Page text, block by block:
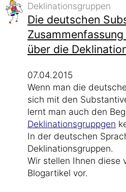
Deklinationsgruppen
Die deutschen
über die
07.04.2015
Wenn man die
sich mit den
lernt man auch den
Deklinationsgruppgen
In der deutschen
Deklinationsgruppen.
Wir stellen Ihnen diese
Blogartikel vor.